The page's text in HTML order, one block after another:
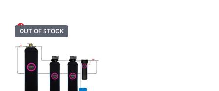
OUT OF STOCK